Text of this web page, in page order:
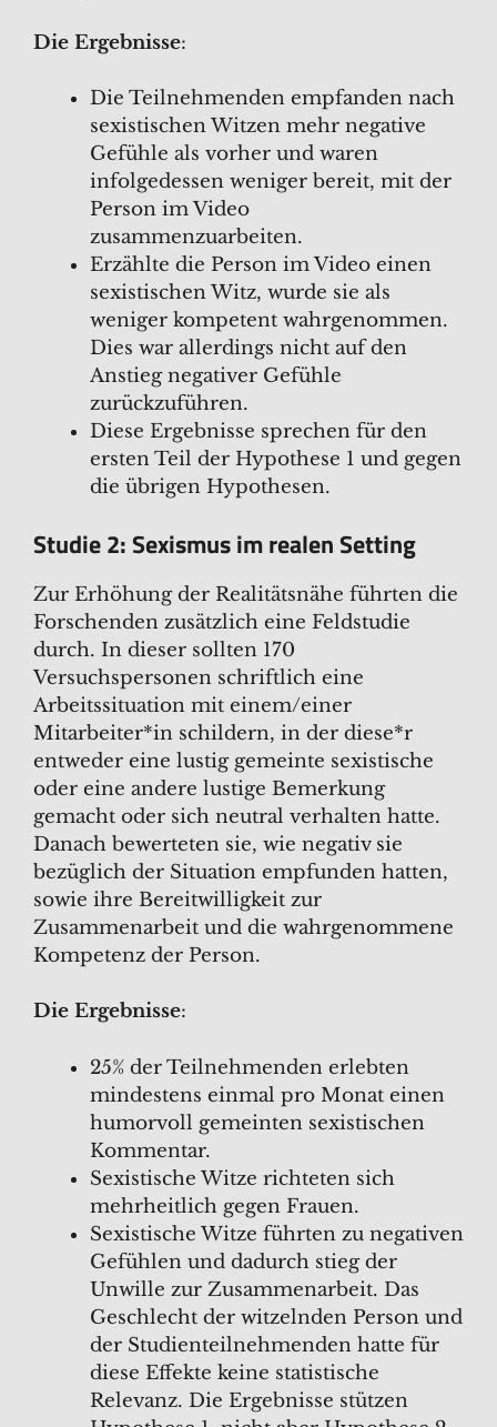
Die Ergebnisse:
Die Teilnehmenden empfanden nach
sexistischen Witzen mehr negative
Gefühle als vorher und waren
infolgedessen weniger bereit, mit der
Person im Video
zusammenzuarbeiten.
Erzählte die Person im Video einen
sexistischen Witz, wurde sie als
weniger kompetent wahrgenommen.
Dies war allerdings nicht auf den
Anstieg negativer Gefühle
zurückzuführen.
Diese Ergebnisse sprechen für den
ersten Teil der Hypothese 1 und gegen
die übrigen Hypothesen.
Studie 2: Sexismus im realen Setting
Zur Erhöhung der Realitätsnähe führten die
Forschenden zusätzlich eine Feldstudie
durch. In dieser sollten 170
Versuchspersonen schriftlich eine
Arbeitssituation mit einem/einer
Mitarbeiter*in schildern, in der diese*r
entweder eine lustig gemeinte sexistische
oder eine andere lustige Bemerkung
gemacht oder sich neutral verhalten hatte.
Danach bewerteten sie, wie negativ sie
bezüglich der Situation empfunden hatten,
sowie ihre Bereitwilligkeit zur
Zusammenarbeit und die wahrgenommene
Kompetenz der Person.
Die Ergebnisse:
25% der Teilnehmenden erlebten
mindestens einmal pro Monat einen
humorvoll gemeinten sexistischen
Kommentar.
Sexistische Witze richteten sich
mehrheitlich gegen Frauen.
Sexistische Witze führten zu negativen
Gefühlen und dadurch stieg der
Unwille zur Zusammenarbeit. Das
Geschlecht der witzelnden Person und
der Studienteilnehmenden hatte für
diese Effekte keine statistische
Relevanz. Die Ergebnisse stützen